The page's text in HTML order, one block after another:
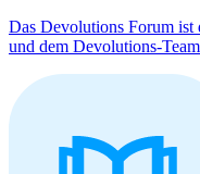
Das Devolutions Forum ist
und dem Devolutions-